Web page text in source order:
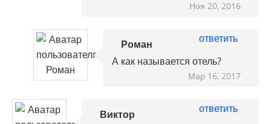
Ноя 20, 2016
Роман
ответить
А как называется отель?
Мар 16, 2017
Виктор
ответить